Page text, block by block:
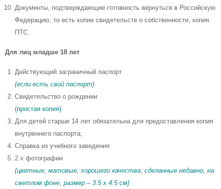
Документы, подтверждающие готовность вернуться в Российскую
Федерацию, то есть копии свидетельств о собственности, копия
ПТС.
Для лиц младше 18 лет
Действующий заграничный паспорт
(если есть свой паспорт)
Свидетельство о рождении
(простая копия)
Для детей старше 14 лет обязательна для предоставления копия
внутреннего паспорта;
Справка из учебного заведения
2 x фотографии
(цветные, матовые, хорошего качества, сделанные недавно, на
светлом фоне, размер – 3.5 x 4.5 см)